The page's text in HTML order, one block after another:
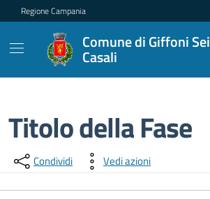
Regione Campania
Comune di Giffoni Sei
Casali
Titolo della Fase
Dettagli della fase
Condividi Vedi azioni